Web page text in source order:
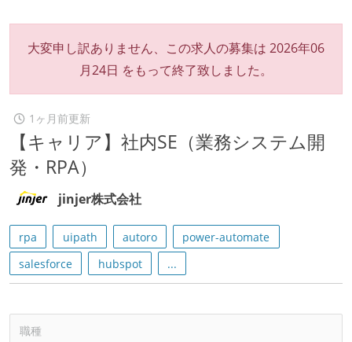
大変申し訳ありません、この求人の募集は 2026年06
月24日 をもって終了致しました。
1ヶ月前更新
【キャリア】社内SE（業務システム開
発・RPA）
jinjer株式会社
rpa uipath autoro
power-automate
salesforce
hubspot ...
職種